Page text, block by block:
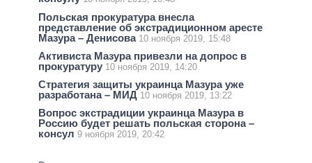
Польская прокуратура внесла
представление об экстрадиционном аресте
Мазура – Денисова 10 ноября 2019, 15:48
Активиста Мазура привезли на допрос в
прокуратуру 10 ноября 2019, 14:20
Стратегия защиты украинца Мазура уже
разработана – МИД 10 ноября 2019, 13:22
Вопрос экстрадиции украинца Мазура в
Россию будет решать польская сторона –
консул 9 ноября 2019, 20:42